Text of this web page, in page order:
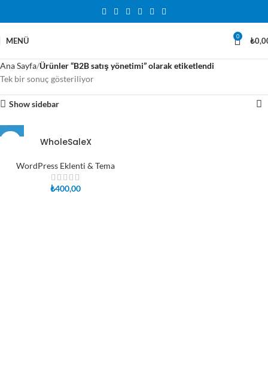
MENÜ 0 ₺
Ana Sayfa Ürünler “B2B satış yönetimi” olarak etiketlendi
Tek bir sonuç gösteriliyor
Show sidebar
WholeSaleX
WordPress Eklenti & Tema
₺400,00